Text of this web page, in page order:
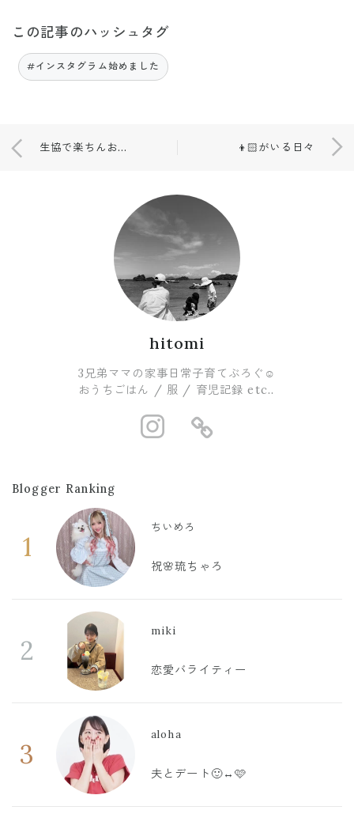
この記事のハッシュタグ
#インスタグラム始めました
生協で楽ちんおうちごはん🥢 👦🏻がいる日々
hitomi
3兄弟ママの家事日常子育てぶろぐ☺︎
おうちごはん / 服 / 育児記録 etc..
https://
Blogger Ranking
1
ちいめろ
祝🌸琉ちゃろ
2
miki
恋愛バライティー
3
aloha
夫とデート🙂‍↔️🩷